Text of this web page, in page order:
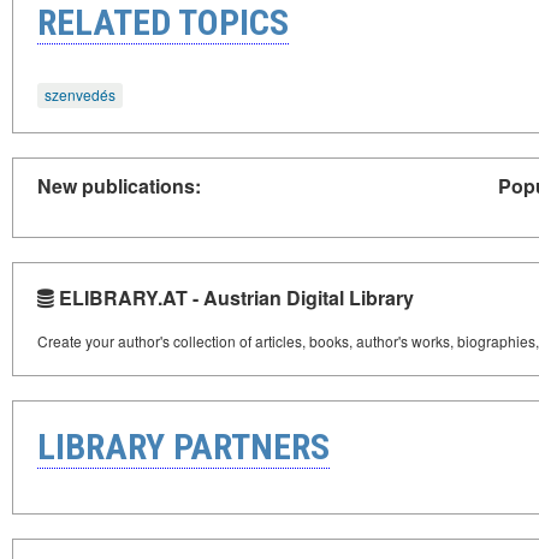
RELATED TOPICS
szenvedés
New publications:
ELIBRARY.AT - Austrian Digital Library
Create your author's collection of articles, books, author's works,
LIBRARY PARTNERS